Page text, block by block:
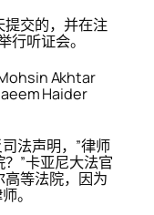
交的，并在注
行听证会。
Akhtar
Haider
法声明，”律师
”卡亚尼大法官
高等法院，因为
。